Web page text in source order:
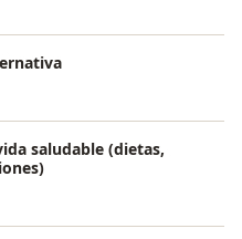
saludable (dietas,